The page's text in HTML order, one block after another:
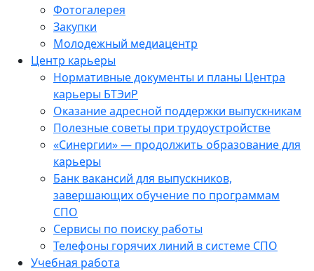
Фотогалерея
Закупки
Молодежный медиацентр
Центр карьеры
Нормативные документы и планы Центра
карьеры БТЭиР
Оказание адресной поддержки выпускникам
Полезные советы при трудоустройстве
«Синергии» — продолжить образование для
карьеры
Банк вакансий для выпускников,
завершающих обучение по программам
СПО
Сервисы по поиску работы
Телефоны горячих линий в системе СПО
Учебная работа